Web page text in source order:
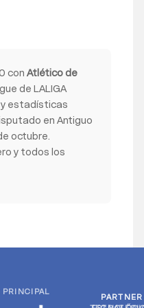
con Atlético de
de LALIGA
estadísticas
en Antiguo
octubre.
y todos los
PARTNER
PRINCIPAL
PARTNER